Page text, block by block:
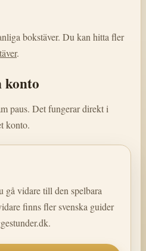
bokstäver. Du kan hitta fler
.
konto
paus. Det fungerar direkt i
konto.
vidare till den spelbara
finns fler svenska guider